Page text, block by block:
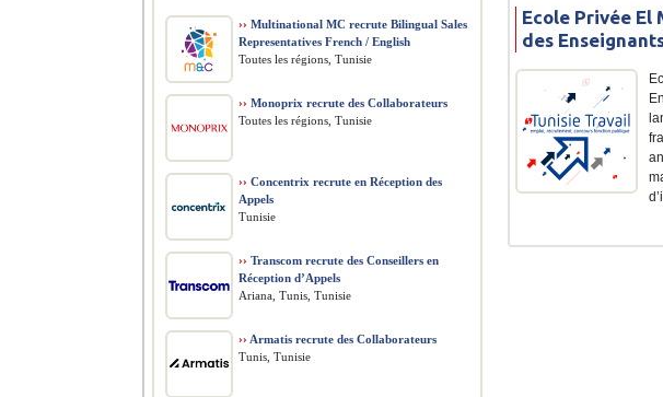
Ecole Privée El
des
›› Multinational MC recrute Bilingual Sales
Representatives French / English
Toutes les régions, Tunisie
›› Monoprix recrute des Collaborateurs
Toutes les régions, Tunisie
›› Concentrix recrute en Réception des
Appels
Tunisie
›› Transcom recrute des Conseillers en
Réception d’Appels
Ariana, Tunis, Tunisie
›› Armatis recrute des Collaborateurs
Tunis, Tunisie